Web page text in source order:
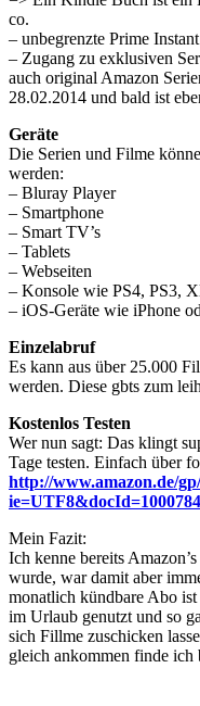
co.
– unbegrenzte Prime
– Zugang zu exklusiven
auch original Amazon
28.02.2014 und bald ist
Geräte
Die Serien und Filme
werden:
– Bluray Player
– Smartphone
– Smart TV’s
– Tablets
– Webseiten
– Konsole wie PS4, PS3,
– iOS-Geräte wie iPhone
Einzelabruf
Es kann aus über 25.000
werden. Diese gbts zum
Kostenlos Testen
Wer nun sagt: Das klingt
Tage testen. Einfach über
http://www.amazon.de/
Mein Fazit:
Ich kenne bereits
wurde, war damit aber
monatlich kündbare Abo
im Urlaub genutzt und so
sich Fillme zuschicken
gleich ankommen finde ich